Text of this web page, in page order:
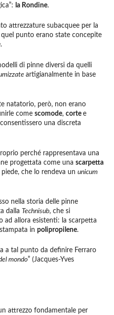
la Rondine.
attrezzature subacquee per la
punto erano state concepite
di pinne diversi da quelli
artigianalmente in base
natatorio, però, non erano
come scomode, corte e
una discreta
perché rappresentava una
progettata come una scarpetta
che lo rendeva un unicum
nella storia delle pinne
dalla Technisub, che si
ad allora esistenti: la scarpetta
in polipropilene.
a tal punto da definire Ferraro
mondo” (Jacques-Yves
attrezzo fondamentale per